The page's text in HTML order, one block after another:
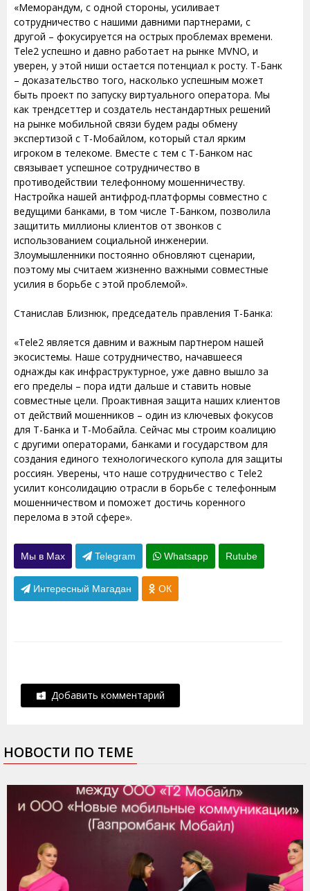
«Меморандум, с одной стороны, усиливает
сотрудничество с нашими давними партнерами, с
другой – фокусируется на острых проблемах времени.
Tele2 успешно и давно работает на рынке MVNO, и
уверен, у этой ниши остается потенциал к росту. Т-Банк
– доказательство того, насколько успешным может
быть проект по запуску виртуального оператора. Мы
как трендсеттер и создатель нестандартных решений
на рынке мобильной связи будем рады обмену
экспертизой с Т-Мобайлом, который стал ярким
игроком в телекоме. Вместе с тем с Т-Банком нас
связывает успешное сотрудничество в
противодействии телефонному мошенничеству.
Настройка нашей антифрод-платформы совместно с
ведущими банками, в том числе Т-Банком, позволила
защитить миллионы клиентов от звонков с
использованием социальной инженерии.
Злоумышленники постоянно обновляют сценарии,
поэтому мы считаем жизненно важными совместные
усилия в борьбе с этой проблемой».
Станислав Близнюк, председатель правления Т-Банка:
«Tele2 является давним и важным партнером нашей
экосистемы. Наше сотрудничество, начавшееся
однажды как инфраструктурное, уже давно вышло за
его пределы – пора идти дальше и ставить новые
совместные цели. Проактивная защита наших клиентов
от действий мошенников – один из ключевых фокусов
для Т-Банка и Т-Мобайла. Сейчас мы строим коалицию
с другими операторами, банками и государством для
создания единого технологического купола для защиты
россиян. Уверены, что наше сотрудничество с Tele2
усилит консолидацию отрасли в борьбе с телефонным
мошенничеством и поможет достичь коренного
перелома в этой сфере».
Мы в Max Telegram Whatsapp Rutube
Интересный Магадан ОК
Добавить комментарий
НОВОСТИ ПО ТЕМЕ